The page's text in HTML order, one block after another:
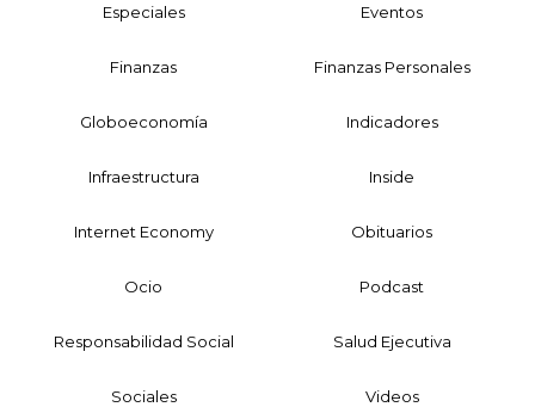
Especiales Eventos
Finanzas Finanzas Personales
Globoeconomía Indicadores
Infraestructura Inside
Internet Economy Obituarios
Ocio Podcast
Responsabilidad Social Salud Ejecutiva
Sociales Videos